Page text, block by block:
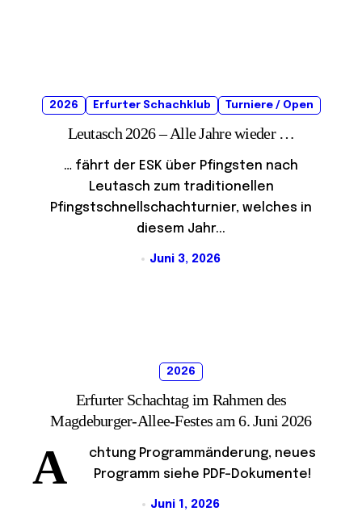
2026 Erfurter Schachklub Turniere / Open
Leutasch 2026 – Alle Jahre wieder …
… fährt der ESK über Pfingsten nach
Leutasch zum traditionellen
Pfingstschnellschachturnier, welches in
diesem Jahr...
Juni 3, 2026
2026
Erfurter Schachtag im Rahmen des
Magdeburger-Allee-Festes am 6. Juni 2026
A
chtung Programmänderung, neues
Programm siehe PDF-Dokumente!
Juni 1, 2026